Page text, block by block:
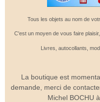
Tous les objets au nom de
C'est un moyen de vous faire
Livres, autocollants,
La boutique est
demande, merci de
Michel BOCHU